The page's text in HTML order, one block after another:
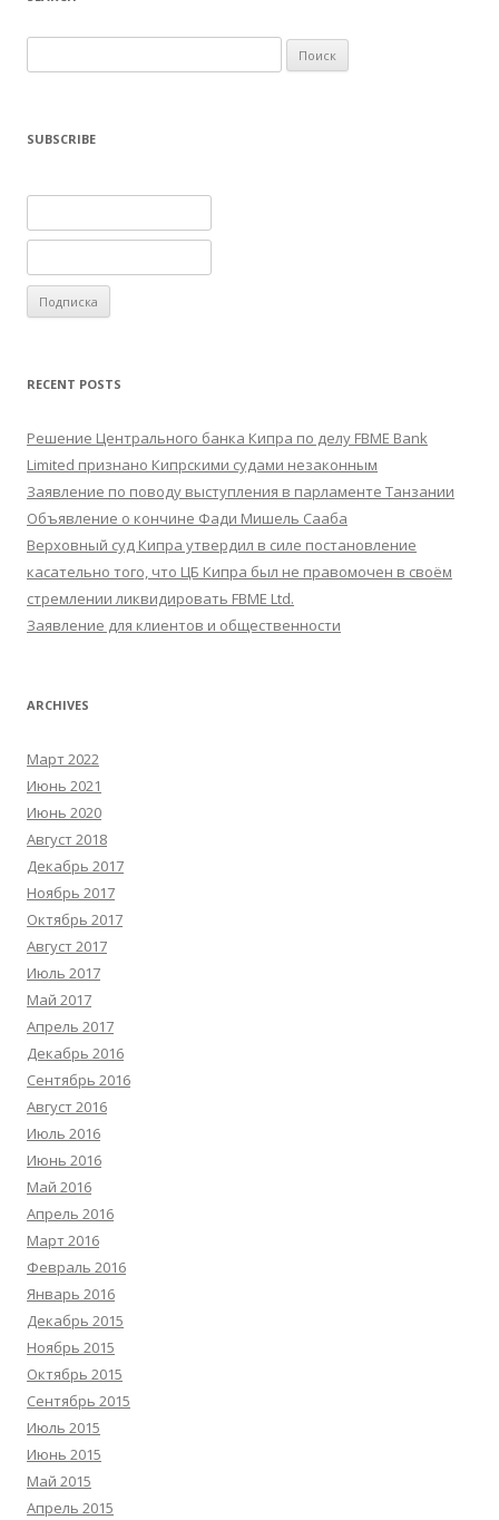
SUBSCRIBE
RECENT POSTS
Решение Центрального банка Кипра по делу FBME Bank
Limited признано Кипрскими судами незаконным
Заявление по поводу выступления в парламенте Танзании
Объявление о кончине Фади Мишель Сааба
Верховный суд Кипра утвердил в силе постановление
касательно того, что ЦБ Кипра был не правомочен в своём
стремлении ликвидировать FBME Ltd.
Заявление для клиентов и общественности
ARCHIVES
Март 2022
Июнь 2021
Июнь 2020
Август 2018
Декабрь 2017
Ноябрь 2017
Октябрь 2017
Август 2017
Июль 2017
Май 2017
Апрель 2017
Декабрь 2016
Сентябрь 2016
Август 2016
Июль 2016
Июнь 2016
Май 2016
Апрель 2016
Март 2016
Февраль 2016
Январь 2016
Декабрь 2015
Ноябрь 2015
Октябрь 2015
Сентябрь 2015
Июль 2015
Июнь 2015
Май 2015
Апрель 2015